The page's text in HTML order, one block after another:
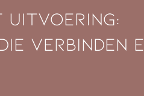
uitvoering:
verbinden